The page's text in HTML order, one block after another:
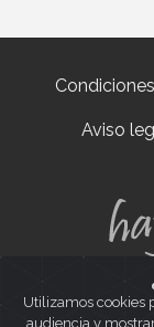
Aviso
Utilizamos cookies
audiencia y